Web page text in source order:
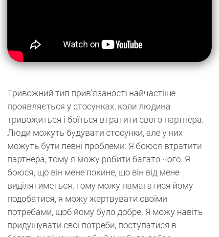
Тривожний тип прив’язаності найчастіше
проявляється у стосунках, коли людина
тривожиться і боїться втратити свого партнера.
Люди можуть будувати стосунки, але у них
можуть бути певні проблеми: Я боюся втратити
партнера, тому я можу робити багато чого. Я
боюся, що він мене покине, що він від мене
виділятиметься, тому можу намагатися йому
подобатися, я можу жертвувати своїми
потребами, щоб йому було добре. Я можу навіть
придушувати свої потреби, поступатися в